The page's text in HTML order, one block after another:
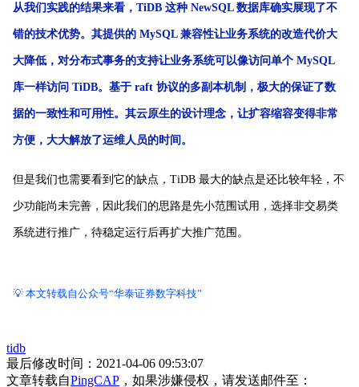
从我们实践的结果来看，TiDB 这种 NewSQL 数据库确实展现了不
错的技术优势。 其提供的 MySQL 兼容性让业务系统的改造代价大
大降低，对分布式事务的支持让业务系统可以像访问单个 MySQL
库一样访问 TiDB。基于 raft 协议的多副本机制，极大的保证了数
据的一致性和可用性。其云原生的设计理念，让扩容缩容变得非常
方便，大大解放了运维人员的时间。
但是我们也需要看到它的缺点，TiDB 最大的缺点是还比较年轻，不
少功能尚未完善，因此我们的思路是先小范围试用，选择非交易类
系统进行推广，待稳定运行后再扩大推广范围。
💡 本文转载自公众号“华泰证券数字科技”
tidb
最后修改时间：2021-04-06 09:53:07
文章转载自PingCAP ，如果涉嫌侵权，请发送邮件至：